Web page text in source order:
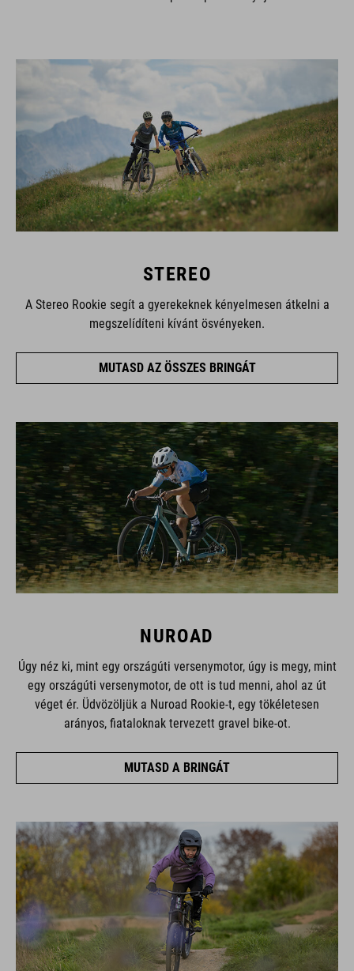
STEREO
A Stereo Rookie segít a gyerekeknek kényelmesen átkelni a
megszelídíteni kívánt ösvényeken.
MUTASD AZ ÖSSZES BRINGÁT
NUROAD
Úgy néz ki, mint egy országúti versenymotor, úgy is megy, mint
egy országúti versenymotor, de ott is tud menni, ahol az út
véget ér. Üdvözöljük a Nuroad Rookie-t, egy tökéletesen
arányos, fiataloknak tervezett gravel bike-ot.
MUTASD A BRINGÁT